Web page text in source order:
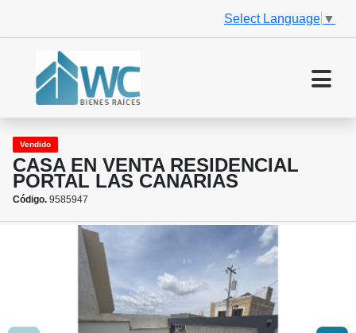
Select Language ▼
Vendido
CASA EN VENTA RESIDENCIAL
PORTAL LAS CANARIAS
Código. 9585947